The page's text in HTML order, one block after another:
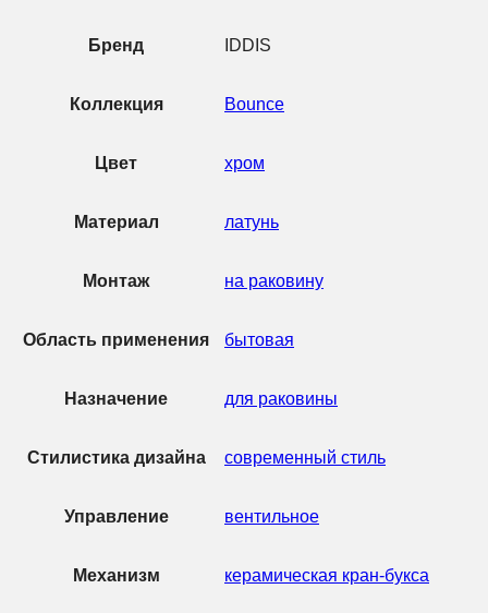
Бренд IDDIS
Коллекция Bounce
Цвет хром
Материал латунь
Монтаж на раковину
Область применения бытовая
Назначение для раковины
Стилистика дизайна современный стиль
Управление вентильное
Механизм керамическая кран-букса